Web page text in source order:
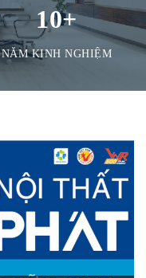
10+
NĂM KINH NGHIỆM